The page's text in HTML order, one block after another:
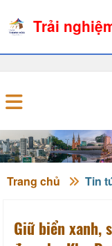
Trang chủ Tin
Giữ biển xanh,
Trải